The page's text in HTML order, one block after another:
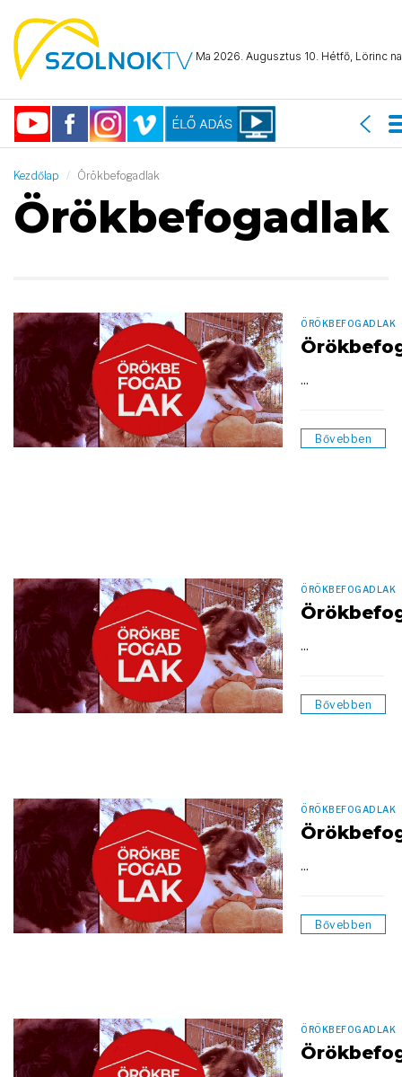
Ma 2026. Augusztus 10. Hétfő, Lörinc
Kezdőlap Örökbefogadlak
Örökbefogadlak
ÖRÖKBEFOGADLAK
...
Bővebben
ÖRÖKBEFOGADLAK
...
Bővebben
ÖRÖKBEFOGADLAK
...
Bővebben
ÖRÖKBEFOGADLAK